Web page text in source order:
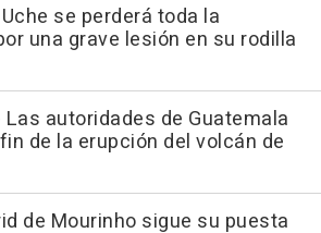
se perderá toda la
una grave lesión en su rodilla
Las autoridades de Guatemala
de la erupción del volcán de
de Mourinho sigue su puesta